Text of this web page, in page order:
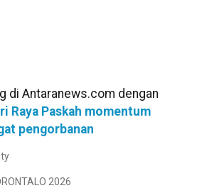
di Antaranews.com dengan
Raya Paskah momentum
pengorbanan
2026